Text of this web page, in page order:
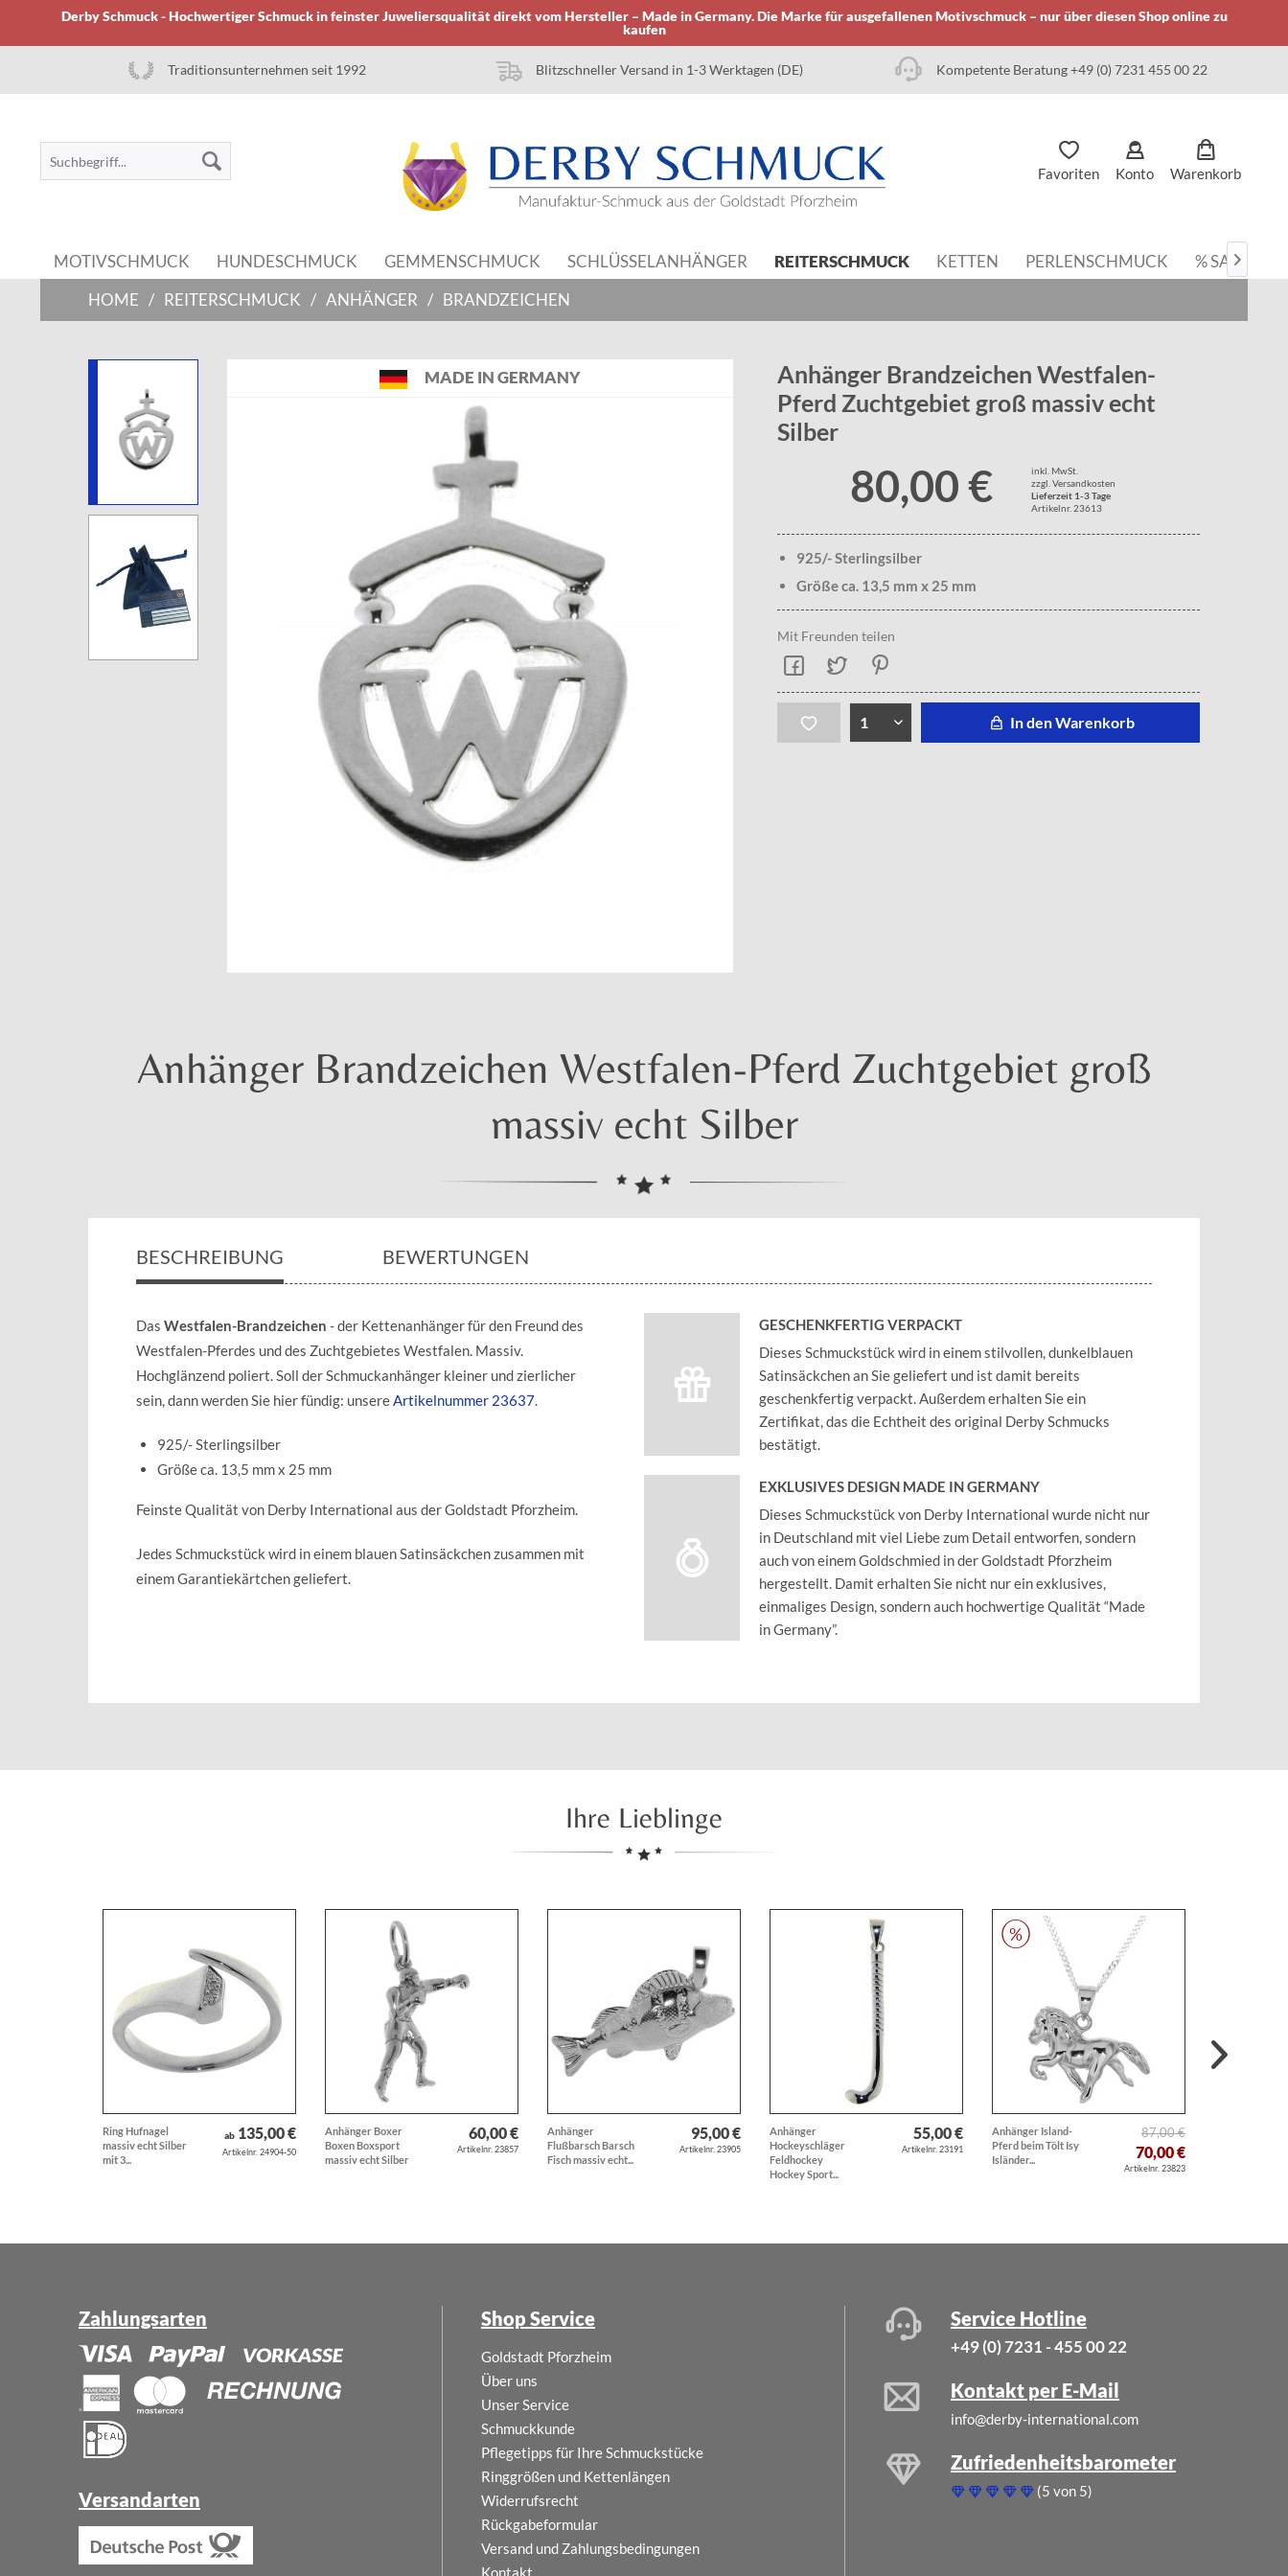
Derby Schmuck - Hochwertiger Schmuck in feinster Juweliersqualität direkt vom Hersteller – Made in Germany. Die Marke für ausgefallenen Motivschmuck – nur über diesen Shop online zu
kaufen
Traditionsunternehmen seit 1992 Blitzschneller Versand in 1-3 Werktagen (DE) Kompetente Beratung +49 (0) 7231 455 00 22
Favoriten Konto Warenkorb
MOTIVSCHMUCK HUNDESCHMUCK GEMMENSCHMUCK SCHLÜSSELANHÄNGER REITERSCHMUCK KETTEN PERLENSCHMUCK % SALE

HOME / REITERSCHMUCK / ANHÄNGER / BRANDZEICHEN
MADE IN GERMANY
Anhänger Brandzeichen Westfalen-
Pferd Zuchtgebiet groß massiv echt
Silber
80,00 €
inkl. MwSt.
zzgl. Versandkosten
Lieferzeit 1-3 Tage
Artikelnr. 23613
925/- Sterlingsilber
Größe ca. 13,5 mm x 25 mm
Mit Freunden teilen
In den Warenkorb
Anhänger Brandzeichen Westfalen-Pferd Zuchtgebiet groß
massiv echt Silber
BESCHREIBUNG BEWERTUNGEN
Das Westfalen-Brandzeichen - der Kettenanhänger für den Freund des
Westfalen-Pferdes und des Zuchtgebietes Westfalen. Massiv.
Hochglänzend poliert. Soll der Schmuckanhänger kleiner und zierlicher
sein, dann werden Sie hier fündig: unsere Artikelnummer 23637
925/- Sterlingsilber
Größe ca. 13,5 mm x 25 mm
Feinste Qualität von Derby International aus der Goldstadt Pforzheim.
Jedes Schmuckstück wird in einem blauen Satinsäckchen zusammen mit
einem Garantiekärtchen geliefert.
GESCHENKFERTIG VERPACKT
Dieses Schmuckstück wird in einem stilvollen, dunkelblauen
Satinsäckchen an Sie geliefert und ist damit bereits
geschenkfertig verpackt. Außerdem erhalten Sie ein
Zertifikat, das die Echtheit des original Derby Schmucks
bestätigt.
EXKLUSIVES DESIGN MADE IN GERMANY
Dieses Schmuckstück von Derby International wurde nicht nur
in Deutschland mit viel Liebe zum Detail entworfen, sondern
auch von einem Goldschmied in der Goldstadt Pforzheim
hergestellt. Damit erhalten Sie nicht nur ein exklusives,
einmaliges Design, sondern auch hochwertige Qualität “Made
in Germany”.
Ihre Lieblinge
Ring Hufnagel
massiv echt Silber
mit 3...
ab 135,00 €
Artikelnr. 24904-50
Anhänger Boxer
Boxen Boxsport
massiv echt Silber
60,00 €
Artikelnr. 23857
Anhänger
Flußbarsch Barsch
Fisch massiv echt...
95,00 €
Artikelnr. 23905
Anhänger
Hockeyschläger
Feldhockey
Hockey Sport...
55,00 €
Artikelnr. 23191
Anhänger Island-
Pferd beim Tölt Isy
Isländer...
87,00 €
70,00 €
Artikelnr. 23823
Zahlungsarten
Versandarten
Shop Service
Goldstadt Pforzheim
Über uns
Unser Service
Schmuckkunde
Pflegetipps für Ihre Schmuckstücke
Ringgrößen und Kettenlängen
Widerrufsrecht
Rückgabeformular
Versand und Zahlungsbedingungen
Kontakt
Service Hotline
+49 (0) 7231 - 455 00 22
Kontakt per E-Mail
info@derby-international.com
Zufriedenheitsbarometer
(5 von 5)